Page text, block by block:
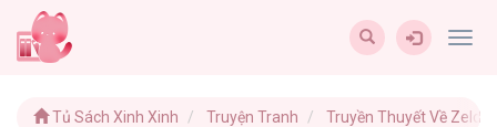
Tủ Sách Xinh Xinh Truyện Tranh Truyền Thuyết Về Zelda